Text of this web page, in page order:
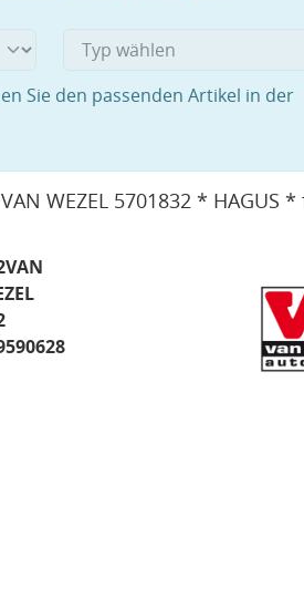
Sie den passenden Artikel in der
WEZEL 5701832 * HAGUS *